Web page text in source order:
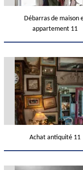
Débarras de maison
appartement 11
Achat antiquité 11